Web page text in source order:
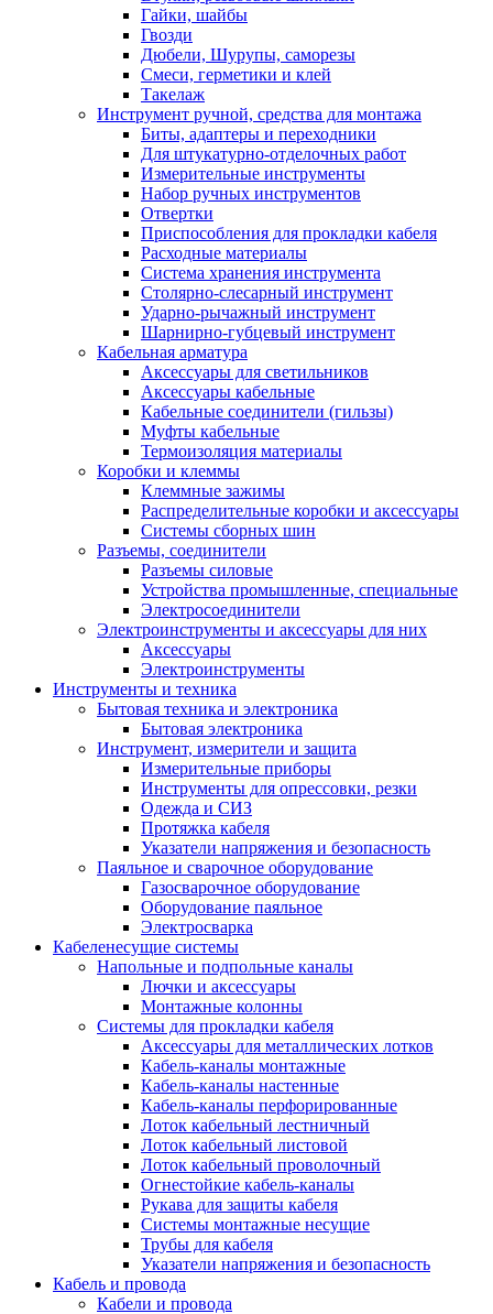
Гайки, шайбы
Гвозди
Дюбели, Шурупы, саморезы
Смеси, герметики и клей
Такелаж
Инструмент ручной, средства для монтажа
Биты, адаптеры и переходники
Для штукатурно-отделочных работ
Измерительные инструменты
Набор ручных инструментов
Отвертки
Приспособления для прокладки кабеля
Расходные материалы
Система хранения инструмента
Столярно-слесарный инструмент
Ударно-рычажный инструмент
Шарнирно-губцевый инструмент
Кабельная арматура
Аксессуары для светильников
Аксессуары кабельные
Кабельные соединители (гильзы)
Муфты кабельные
Термоизоляция материалы
Коробки и клеммы
Клеммные зажимы
Распределительные коробки и аксессуары
Системы сборных шин
Разъемы, соединители
Разъемы силовые
Устройства промышленные, специальные
Электросоединители
Электроинструменты и аксессуары для них
Аксессуары
Электроинструменты
Инструменты и техника
Бытовая техника и электроника
Бытовая электроника
Инструмент, измерители и защита
Измерительные приборы
Инструменты для опрессовки, резки
Одежда и СИЗ
Протяжка кабеля
Указатели напряжения и безопасность
Паяльное и сварочное оборудование
Газосварочное оборудование
Оборудование паяльное
Электросварка
Кабеленесущие системы
Напольные и подпольные каналы
Лючки и аксессуары
Монтажные колонны
Системы для прокладки кабеля
Аксессуары для металлических лотков
Кабель-каналы монтажные
Кабель-каналы настенные
Кабель-каналы перфорированные
Лоток кабельный лестничный
Лоток кабельный листовой
Лоток кабельный проволочный
Огнестойкие кабель-каналы
Рукава для защиты кабеля
Системы монтажные несущие
Трубы для кабеля
Указатели напряжения и безопасность
Кабель и провода
Кабели и провода